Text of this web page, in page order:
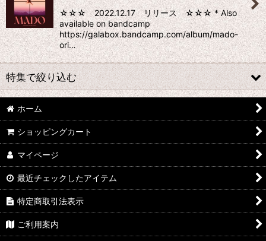
☆☆☆ 2022.12.17 リリース ☆☆☆ * Also
available on bandcamp
https://galabox.bandcamp.com/album/mado-
ori…
特集で絞り込む
★☆★ galabox disx ★☆★
Adam Levy
青山陽一/Yoichi Aoyama
石渡明廣/Akihiro Ishiwatari
イーヨ/eEyo
ホーム
ショッピングカート
マイページ
最近チェックしたアイテム
特定商取引法表示
ご利用案内